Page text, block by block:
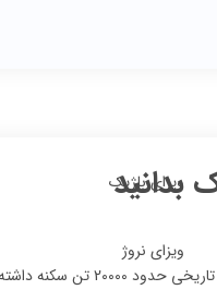
ویزای بلژیک
ویزای نروژ
بدانید
سال 1995 به دلیل …